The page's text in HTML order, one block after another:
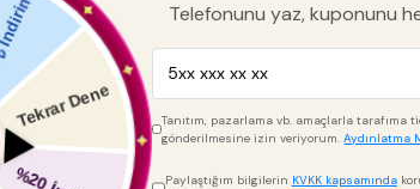
Boyut
Telefonunu yaz, kuponunu
Tanıtım, pazarlama vb. amaçlarla tarafıma
gönderilmesine izin veriyorum.Aydınlatma
Paylaştığım bilgilerin KVKK kapsamında